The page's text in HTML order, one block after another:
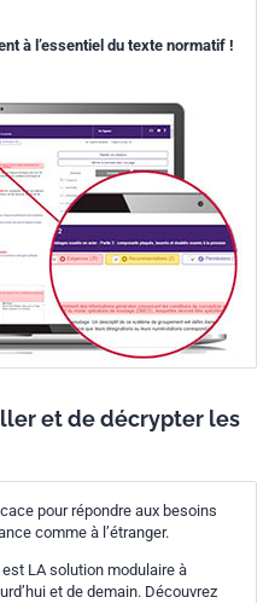
à l’essentiel du texte normatif !
et de décrypter les
pour répondre aux besoins
comme à l’étranger.
LA solution modulaire à
et de demain. Découvrez